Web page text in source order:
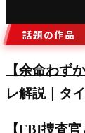
話題の作品
【余命わず
レ解説｜タ
【FBI捜査